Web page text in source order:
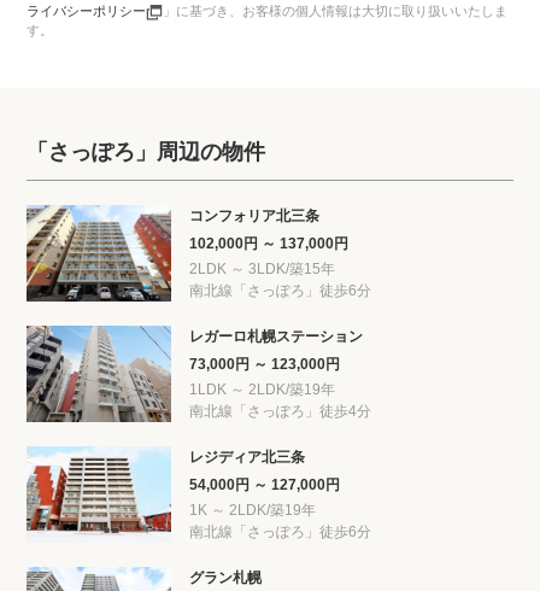
ライバシーポリシー
」に基づき、お客様の個人情報は大切に取り扱いいたしま
す。
「さっぽろ」周辺の物件
コンフォリア北三条
102,000円 ～ 137,000円
2LDK ～ 3LDK/築15年
南北線「さっぽろ」徒歩6分
レガーロ札幌ステーション
73,000円 ～ 123,000円
1LDK ～ 2LDK/築19年
南北線「さっぽろ」徒歩4分
レジディア北三条
54,000円 ～ 127,000円
1K ～ 2LDK/築19年
南北線「さっぽろ」徒歩6分
グラン札幌